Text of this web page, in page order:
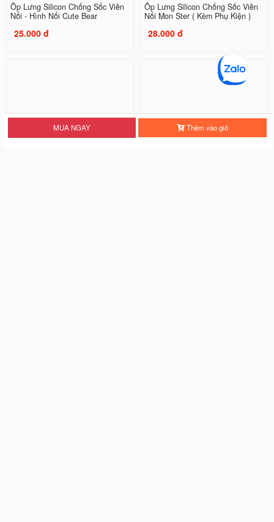
MUA NGAY Thêm vào giỏ
Ốp Lưng Silicon Chống Sốc Viền
Nổi - Hình Nổi Cute Bear
25.000 đ
Ốp Lưng Silicon Chống Sốc Viền
Nổi Mon Ster ( Kèm Phụ Kiện )
28.000 đ